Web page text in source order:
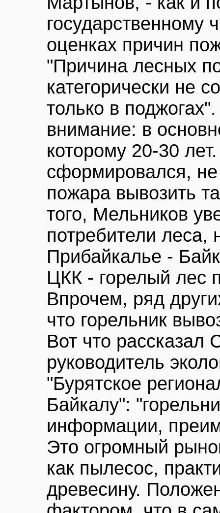
государственному
оценках причин
"Причина лесных
категорически не
только в
внимание: в
которому 20-30
сформировался,
пожара вывозить
того, Мельников
потребители леса,
Прибайкалье -
ЦКК - горелый лес
Впрочем, ряд
что горельник
Вот что рассказал
руководитель
"Бурятское
Байкалу":
информации,
Это огромный
как пылесос,
древесину.